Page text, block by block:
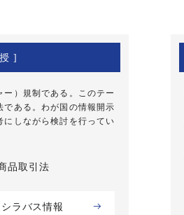
]
）規制である。このテー
である。わが国の情報開示
しながら検討を行ってい
品取引法
シラバス情報